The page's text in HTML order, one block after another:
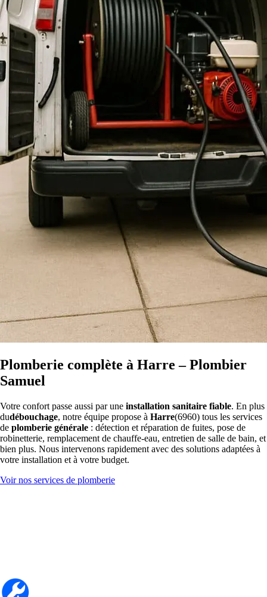
Plomberie complète à Harre – Plombier
Samuel
Votre confort passe aussi par une installation sanitaire fiable. En plus
dudébouchage, notre équipe propose à Harre(6960) tous les services
de plomberie générale : détection et réparation de fuites, pose de
robinetterie, remplacement de chauffe-eau, entretien de salle de bain, et
bien plus. Nous intervenons rapidement avec des solutions adaptées à
votre installation et à votre budget.
Voir nos services de plomberie